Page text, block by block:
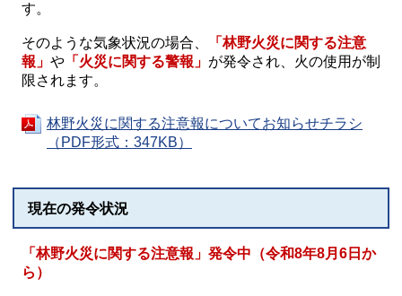
す。
そのような気象状況の場合、
「林野火災に関する注意
報」 や 「火災に関する警報」 が発令され、火の使用が制
限されます。
林野火災に関する注意報についてお知らせチラシ
（PDF形式：347KB）
現在の発令状況
「林野火災に関する注意報」発令中（令和8年8月6日か
ら）